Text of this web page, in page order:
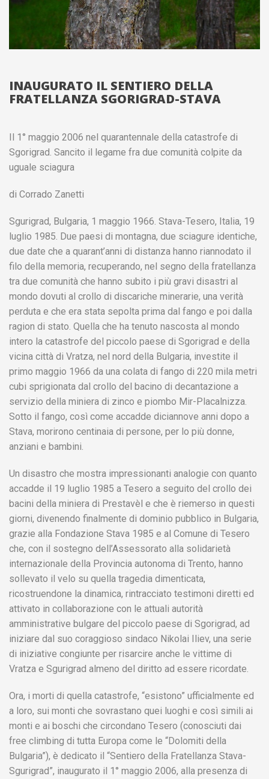
INAUGURATO IL SENTIERO DELLA
FRATELLANZA SGORIGRAD-STAVA
Il 1° maggio 2006 nel quarantennale della catastrofe di
Sgorigrad. Sancito il legame fra due comunità colpite da
uguale sciagura
di Corrado Zanetti
Sgurigrad, Bulgaria, 1 maggio 1966. Stava-Tesero, Italia, 19
luglio 1985. Due paesi di montagna, due sciagure identiche,
due date che a quarant’anni di distanza hanno riannodato il
filo della memoria, recuperando, nel segno della fratellanza
tra due comunità che hanno subito i più gravi disastri al
mondo dovuti al crollo di discariche minerarie, una verità
perduta e che era stata sepolta prima dal fango e poi dalla
ragion di stato. Quella che ha tenuto nascosta al mondo
intero la catastrofe del piccolo paese di Sgorigrad e della
vicina città di Vratza, nel nord della Bulgaria, investite il
primo maggio 1966 da una colata di fango di 220 mila metri
cubi sprigionata dal crollo del bacino di decantazione a
servizio della miniera di zinco e piombo Mir-Placalnizza.
Sotto il fango, così come accadde diciannove anni dopo a
Stava, morirono centinaia di persone, per lo più donne,
anziani e bambini.
Un disastro che mostra impressionanti analogie con quanto
accadde il 19 luglio 1985 a Tesero a seguito del crollo dei
bacini della miniera di Prestavèl e che è riemerso in questi
giorni, divenendo finalmente di dominio pubblico in Bulgaria,
grazie alla Fondazione Stava 1985 e al Comune di Tesero
che, con il sostegno dell’Assessorato alla solidarietà
internazionale della Provincia autonoma di Trento, hanno
sollevato il velo su quella tragedia dimenticata,
ricostruendone la dinamica, rintracciato testimoni diretti ed
attivato in collaborazione con le attuali autorità
amministrative bulgare del piccolo paese di Sgorigrad, ad
iniziare dal suo coraggioso sindaco Nikolai Iliev, una serie
di iniziative congiunte per risarcire anche le vittime di
Vratza e Sgurigrad almeno del diritto ad essere ricordate.
Ora, i morti di quella catastrofe, “esistono” ufficialmente ed
a loro, sui monti che sovrastano quei luoghi e così simili ai
monti e ai boschi che circondano Tesero (conosciuti dai
free climbing di tutta Europa come le “Dolomiti della
Bulgaria”), è dedicato il “Sentiero della Fratellanza Stava-
Sgurigrad”, inaugurato il 1° maggio 2006, alla presenza di